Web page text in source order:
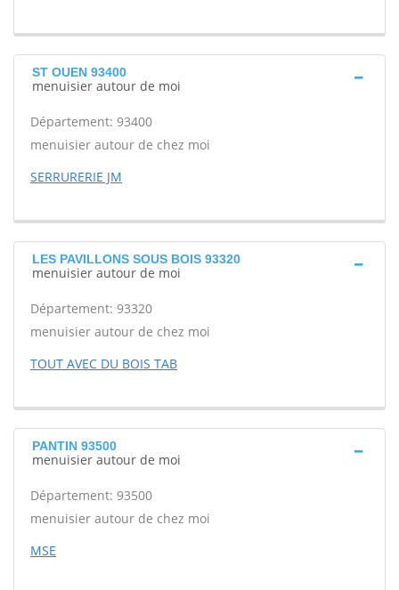
ST OUEN 93400
menuisier autour de moi
Département: 93400
menuisier autour de chez moi
SERRURERIE JM
LES PAVILLONS SOUS BOIS 93320
menuisier autour de moi
Département: 93320
menuisier autour de chez moi
TOUT AVEC DU BOIS TAB
PANTIN 93500
menuisier autour de moi
Département: 93500
menuisier autour de chez moi
MSE